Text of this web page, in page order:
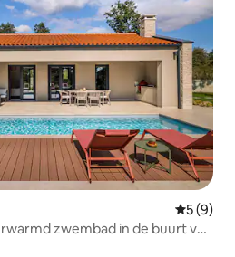
5 (9)
zwembad in de buurt van